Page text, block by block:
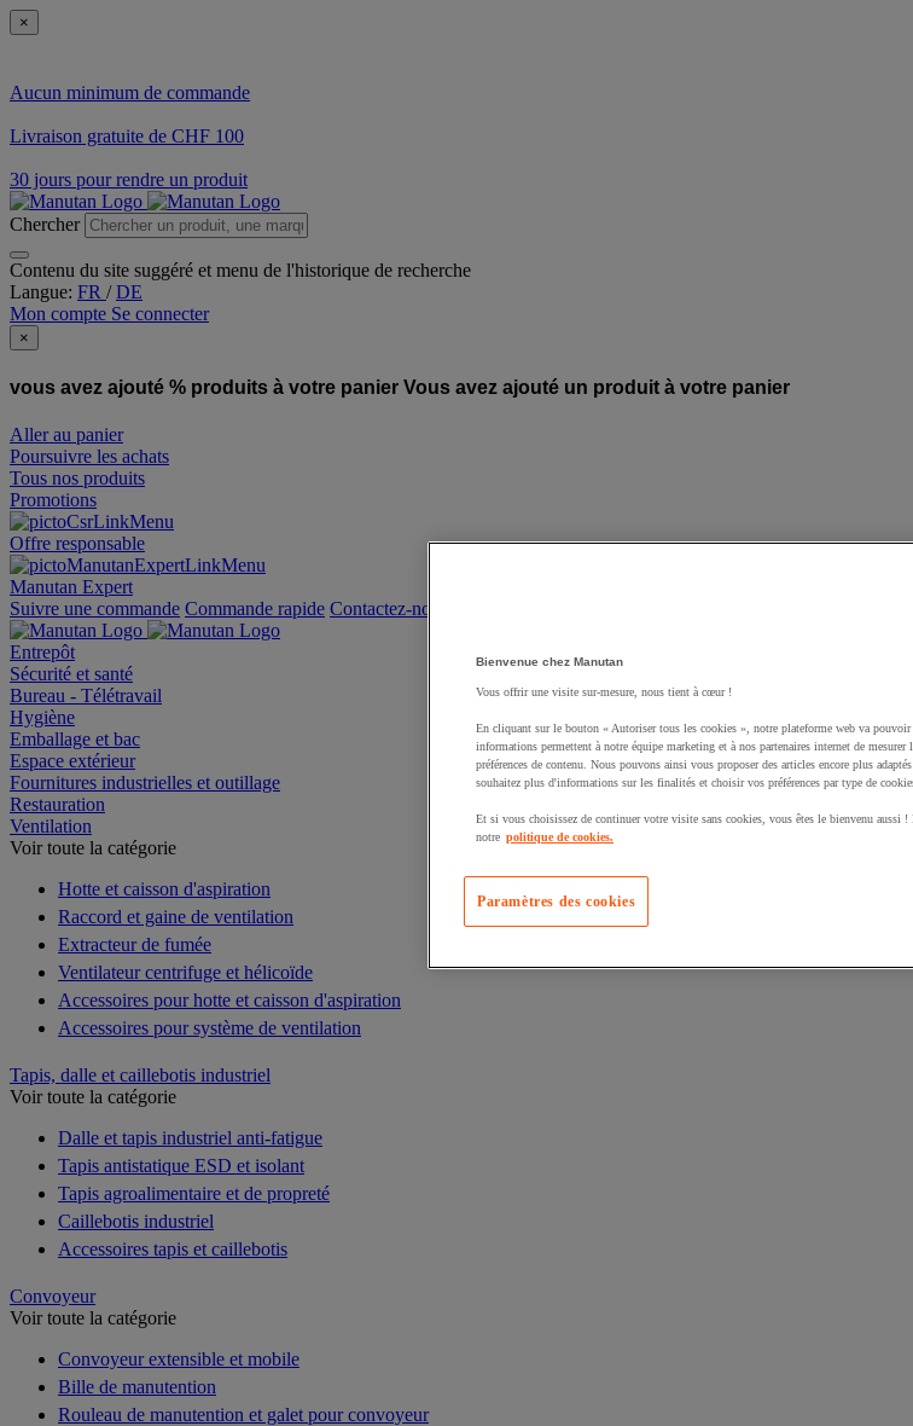
×
Aucun minimum de commande
Livraison gratuite de CHF 100
30 jours pour rendre un produit
Chercher
Contenu du site suggéré et menu de l'historique de recherche
Langue: FR /DE
Mon compte Se connecter
×
vous avez ajouté % produits à votre panier Vous avez ajouté un produit à votre panier
Aller au panier
Poursuivre les achats
Tous nos produits
Promotions
Offre responsable
Manutan Expert
Suivre une commande Commande rapide Contactez-nous
Entrepôt
Sécurité et santé
Bureau - Télétravail
Hygiène
Emballage et bac
Espace extérieur
Fournitures industrielles et outillage
Restauration
Ventilation
Voir toute la catégorie
Hotte et caisson d'aspiration
Raccord et gaine de ventilation
Extracteur de fumée
Ventilateur centrifuge et hélicoïde
Accessoires pour hotte et caisson d'aspiration
Accessoires pour système de ventilation
Tapis, dalle et caillebotis industriel
Voir toute la catégorie
Dalle et tapis industriel anti-fatigue
Tapis antistatique ESD et isolant
Tapis agroalimentaire et de propreté
Caillebotis industriel
Accessoires tapis et caillebotis
Convoyeur
Voir toute la catégorie
Convoyeur extensible et mobile
Bille de manutention
Rouleau de manutention et galet pour convoyeur
Bienvenue chez Manutan
Vous offrir une visite sur-mesure, nous tient à cœur !
En cliquant sur le bouton « Autoriser tous les cookies », notre plateforme web va pouvoir
informations permettent à notre équipe marketing et à nos partenaires internet de mesurer
préférences de contenu. Nous pouvons ainsi vous proposer des articles encore plus
souhaitez plus d'informations sur les finalités et choisir vos préférences par type de
Et si vous choisissez de continuer votre visite sans cookies, vous êtes le bienvenu aussi
notre politique de cookies.
Paramètres des cookies